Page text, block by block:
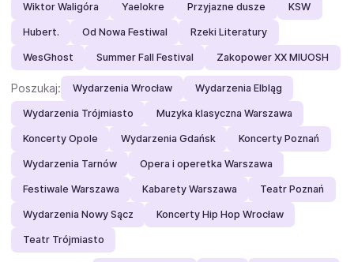
Wiktor Waligóra Yaelokre Przyjazne dusze KSW
Hubert. Od Nowa Festiwal Rzeki Literatury
WesGhost Summer Fall Festival Zakopower XX MIUOSH
Poszukaj: Wydarzenia Wrocław Wydarzenia Elbląg
Wydarzenia Trójmiasto Muzyka klasyczna Warszawa
Koncerty Opole Wydarzenia Gdańsk Koncerty Poznań
Wydarzenia Tarnów Opera i operetka Warszawa
Festiwale Warszawa Kabarety Warszawa Teatr Poznań
Wydarzenia Nowy Sącz Koncerty Hip Hop Wrocław
Teatr Trójmiasto